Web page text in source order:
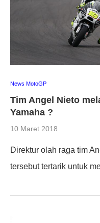
News MotoGP
Tim Angel Nieto
Yamaha ?
10 Maret 2018
Direktur olah raga tim
tersebut tertarik untuk